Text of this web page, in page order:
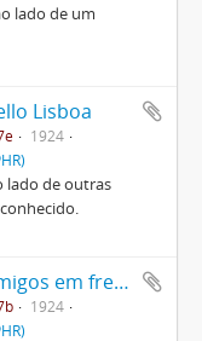
lado de um
Lisboa
1924
lado de outras
Peter Henry Rolfs e amigos em frente a uma igreja
1924